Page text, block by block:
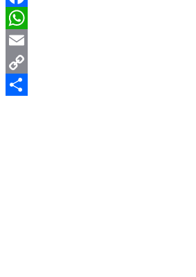
Facebook
WhatsApp
Email
Copy